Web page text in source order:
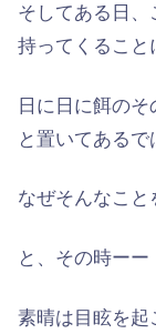
そしてある日
持ってくること
日に日に餌の
と置いてあるで
なぜそんなこと
と、その時ーー
素晴は 目眩を起